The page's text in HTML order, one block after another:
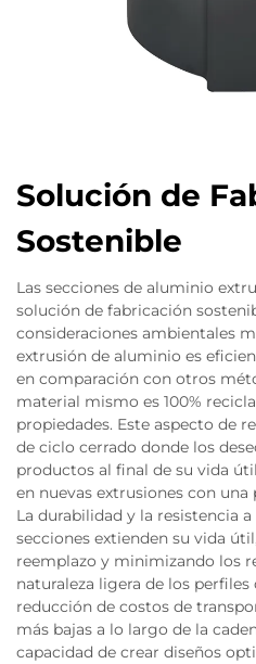
Solución de
Sostenible
Las secciones de aluminio
solución de fabricación
consideraciones ambientales
extrusión de aluminio es
en comparación con otros
material mismo es 100%
propiedades. Este aspecto de
de ciclo cerrado donde los
productos al final de su vida
en nuevas extrusiones con
La durabilidad y la resistencia
secciones extienden su vida
reemplazo y minimizando los
naturaleza ligera de los
reducción de costos de
más bajas a lo largo de la
capacidad de crear diseños